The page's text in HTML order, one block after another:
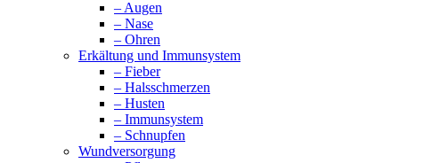
– Augen
– Nase
– Ohren
Erkältung und Immunsystem
– Fieber
– Halsschmerzen
– Husten
– Immunsystem
– Schnupfen
Wundversorgung